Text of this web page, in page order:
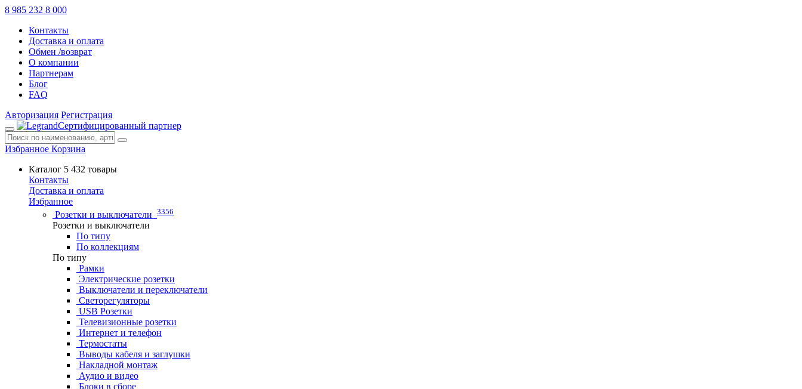
8 985 232 8 000
Контакты
Доставка и оплата
Обмен /возврат
О компании
Партнерам
Блог
FAQ
Авторизация Регистрация
Сертифицированный партнер
Избранное Корзина
Каталог 5 432 товары
Контакты
Доставка и оплата
Избранное
Розетки и выключатели 3356
Розетки и выключатели
По типу
По коллекциям
По типу
Рамки
Электрические розетки
Выключатели и переключатели
Светорегуляторы
USB Розетки
Телевизионные розетки
Интернет и телефон
Термостаты
Выводы кабеля и заглушки
Накладной монтаж
Аудио и видео
Блоки в сборе